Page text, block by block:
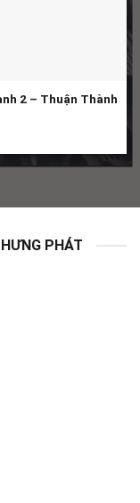
2 – Thuận Thành
PHÁT